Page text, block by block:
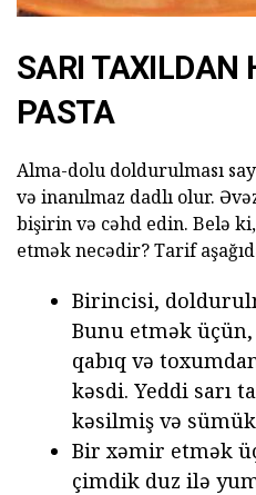
SARI TAXILDAN
PASTA
Alma-dolu doldurulması
və inanılmaz dadlı olur.
bişirin və cəhd edin. Belə
etmək necədir? Tarif
Birincisi,
Bunu etmək
qabıq və
kəsdi. Yeddi sarı
kəsilmiş və
Bir xəmir etmək
çimdik duz ilə